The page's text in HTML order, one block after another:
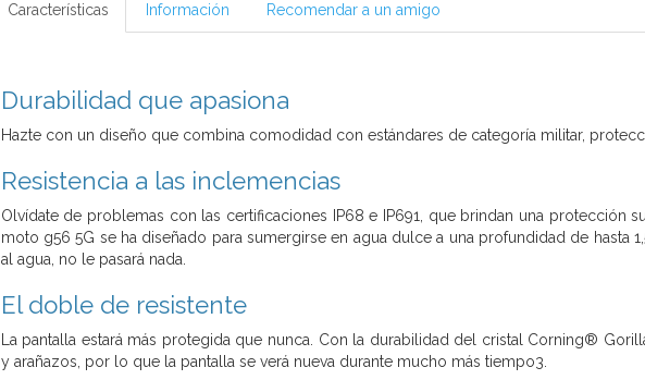
Características Información Recomendar a un amigo
Durabilidad que apasiona
Hazte con un diseño que combina comodidad con estándares de categoría militar,
Resistencia a las inclemencias
Olvídate de problemas con las certificaciones IP68 e IP691, que brindan una protección
moto g56 5G se ha diseñado para sumergirse en agua dulce a una profundidad de hasta
al agua, no le pasará nada.
El doble de resistente
La pantalla estará más protegida que nunca. Con la durabilidad del cristal Corning®
y arañazos, por lo que la pantalla se verá nueva durante mucho más tiempo3.